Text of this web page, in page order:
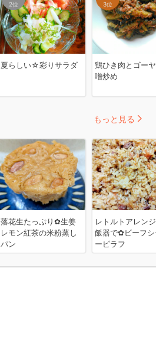
2位
夏らしい☆彩りサラダ
3位
鶏ひき肉とゴー
噌炒め
落花生たっぷり✿生姜
レモン紅茶の米粉蒸し
パン
レトルトアレン
飯器で✿ビーフシ
ーピラフ
もっと見る